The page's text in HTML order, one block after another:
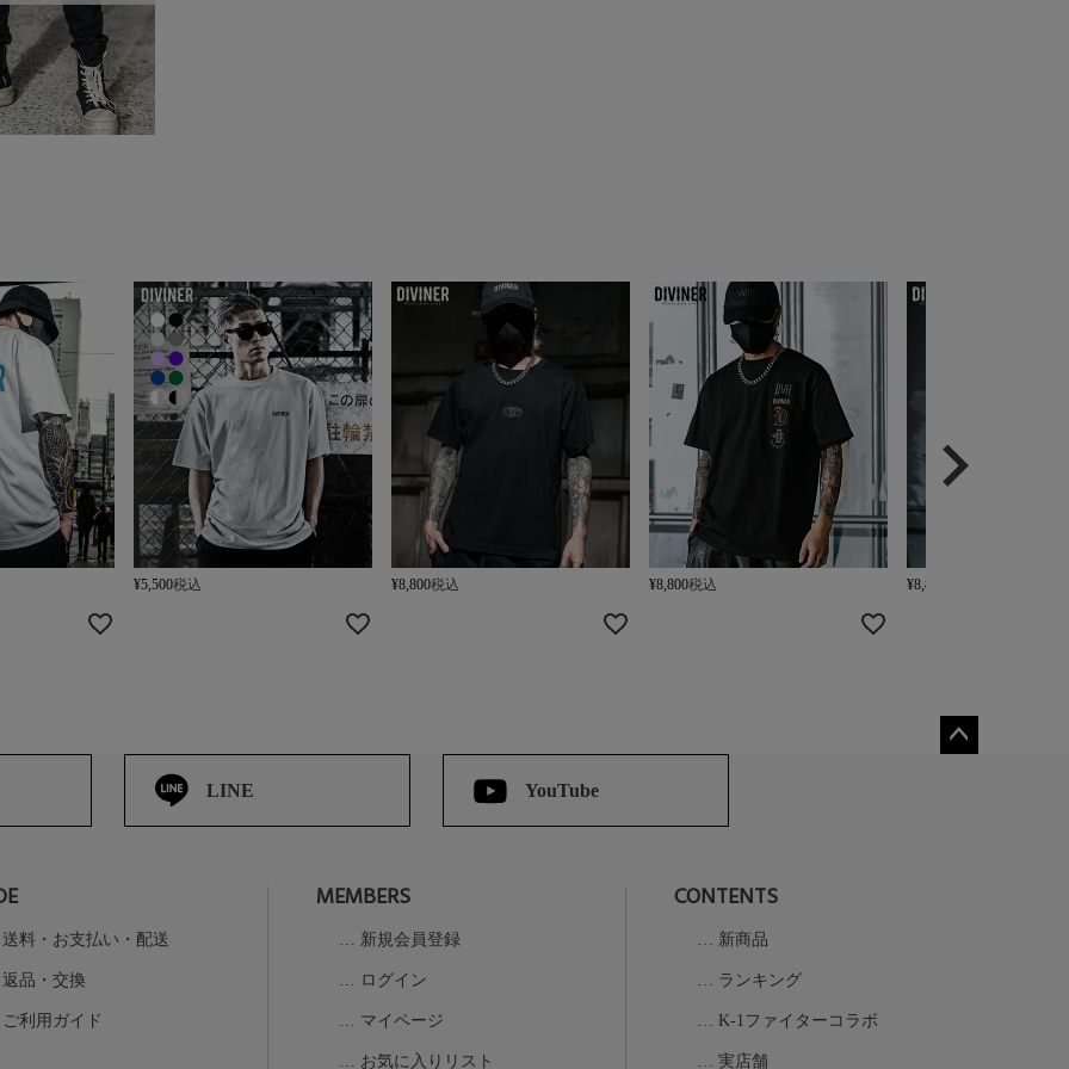
¥5,500税込 ¥8,800税込 ¥8,800税込 ¥8,800
LINE YouTube
送料・お支払い・配送
返品・交換
ご利用ガイド
MEMBERS
新規会員登録
ログイン
マイページ
お気に入りリスト
CONTENTS
新商品
ランキング
K-1ファイターコラボ
実店舗